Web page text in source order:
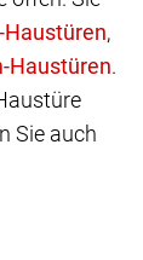
,
.
Sie auch